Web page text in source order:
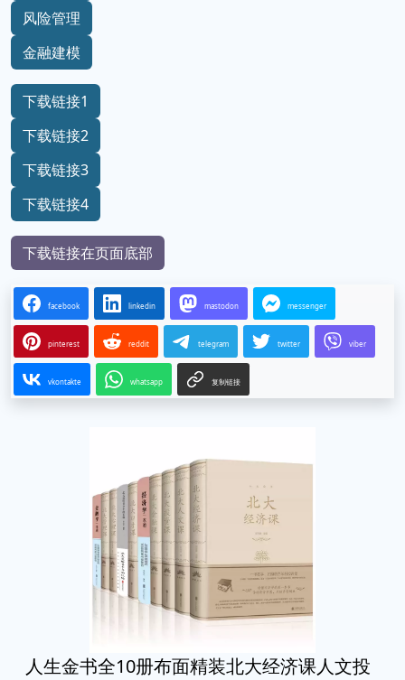
风险管理
金融建模
下载链接1
下载链接2
下载链接3
下载链接4
下载链接在页面底部
facebook linkedin mastodon messenger
pinterest reddit telegram twitter viber
vkontakte whatsapp 复制链接
人生金书全10册布面精装北大经济课人文投